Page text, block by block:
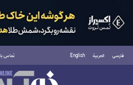
فارسی العربية English تماس
پنجشنبه ۱۵ مرداد ۱۴۰۵